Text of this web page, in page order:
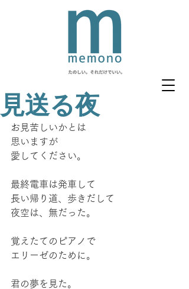
見送る夜
お見苦しいかとは
思いますが
愛してください。
最終電車は発車して
長い帰り道、歩きだして
夜空は、無だった。
覚えたてのピアノで
エリーゼのために。
君の夢を見た。